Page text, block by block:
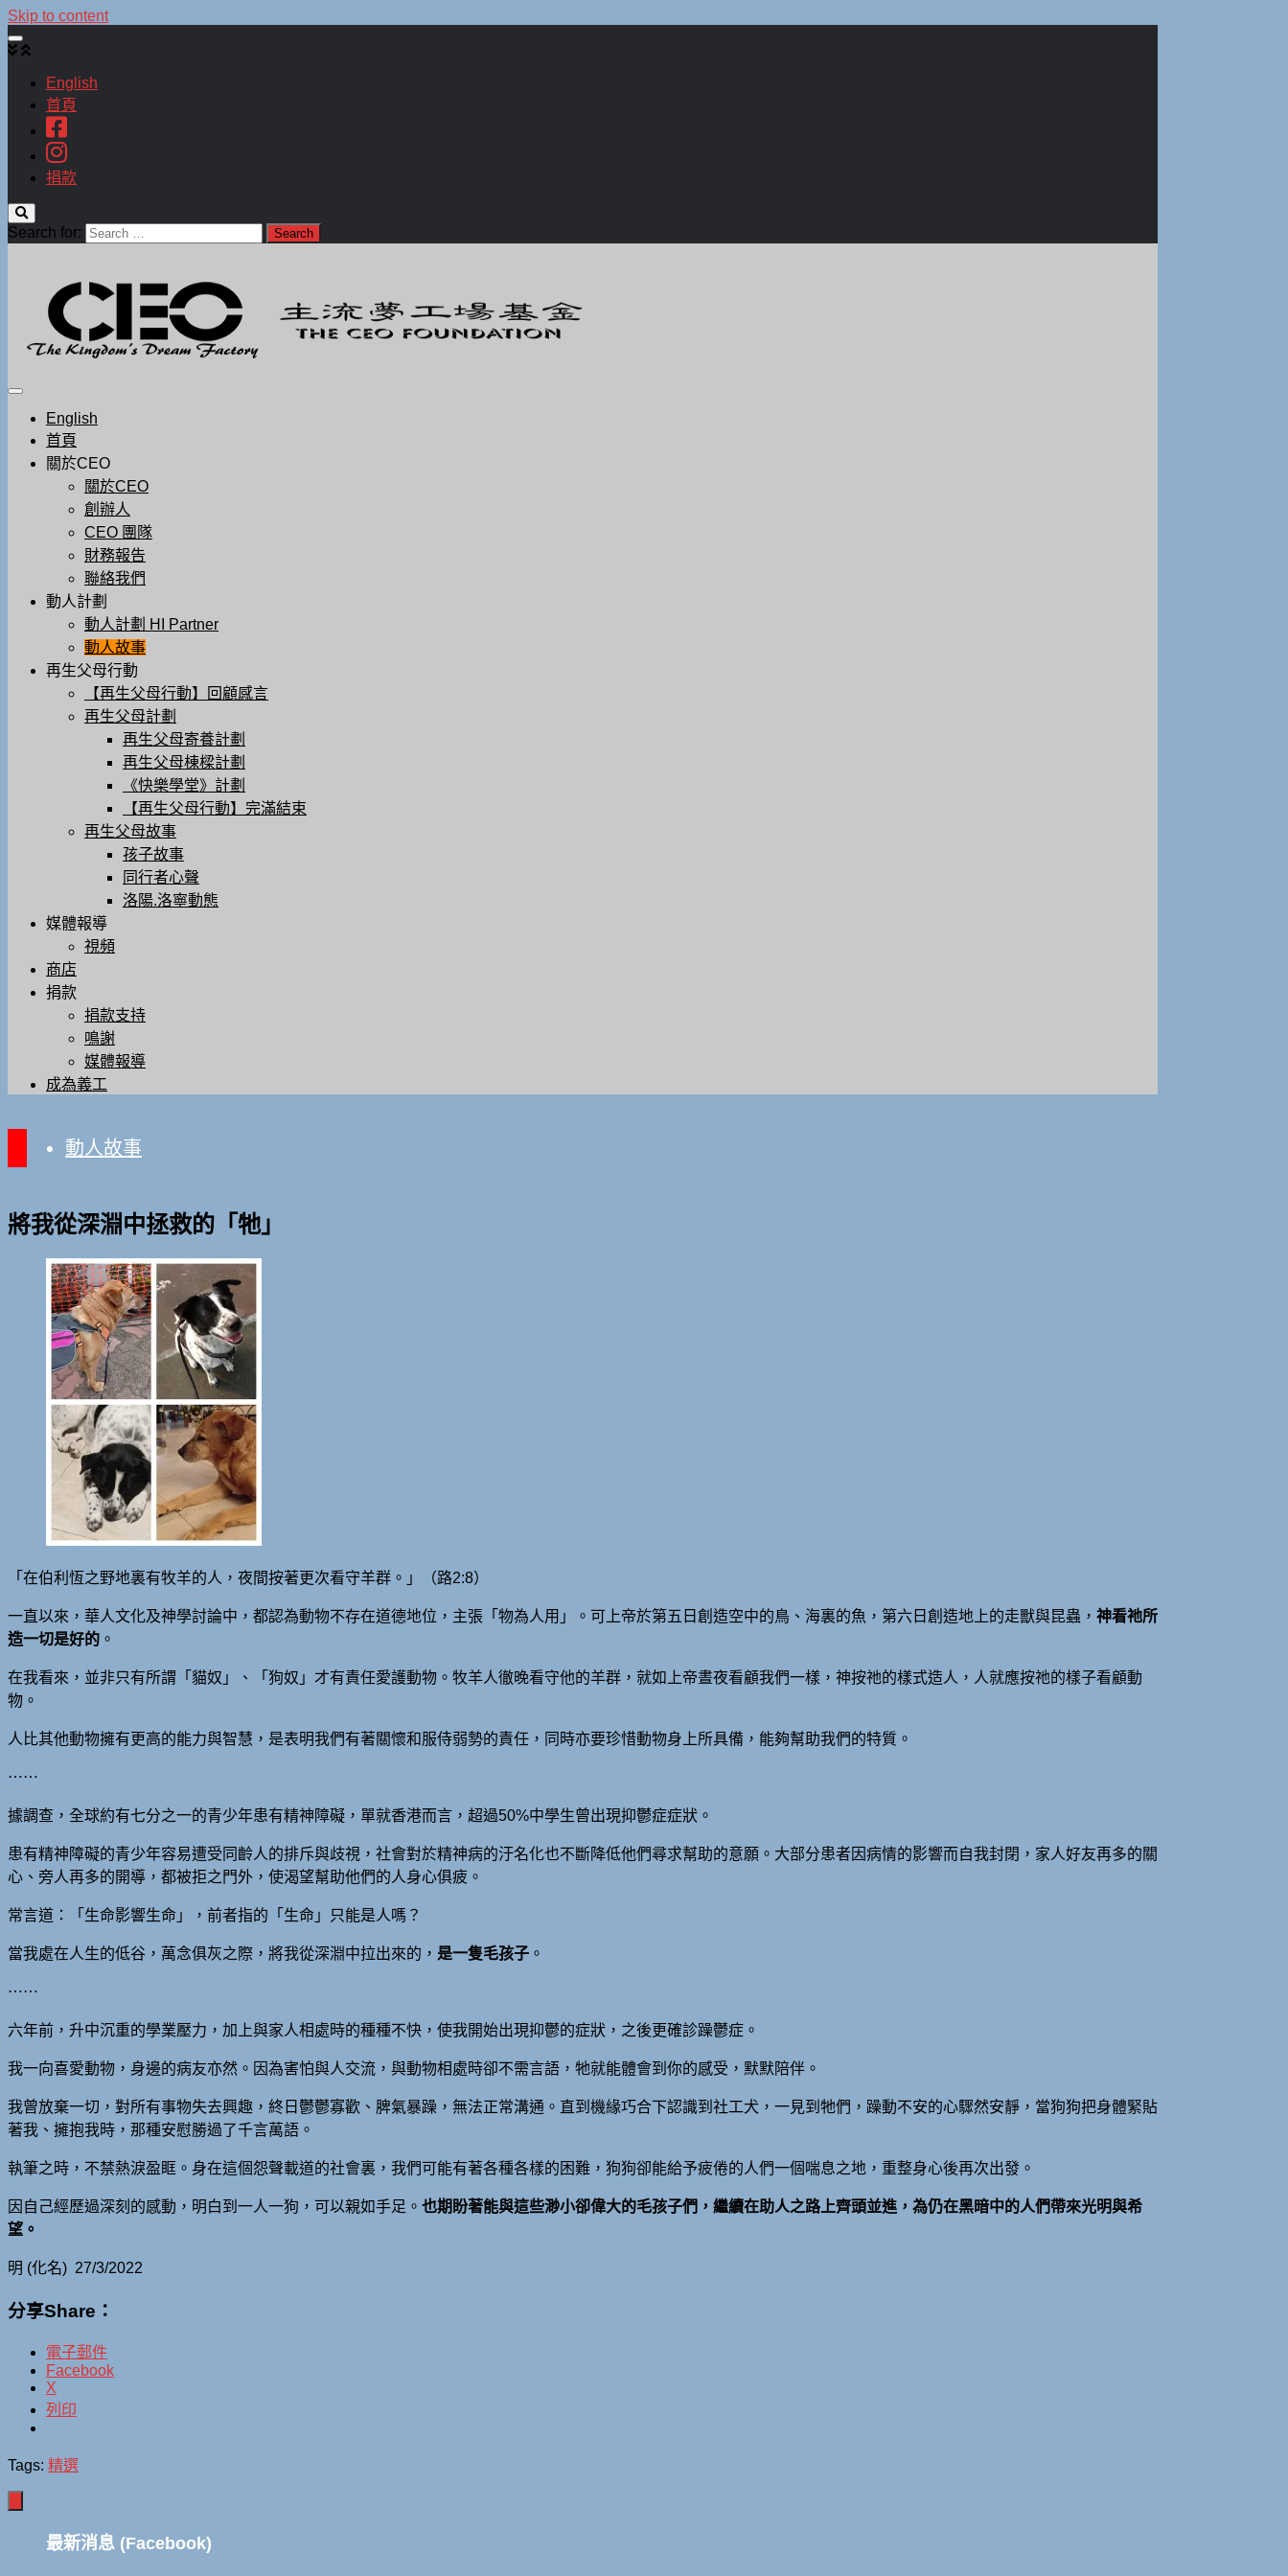
Skip to content
English
首頁
捐款
Search for:
English
首頁
關於CEO
關於CEO
創辦人
CEO 團隊
財務報告
聯絡我們
動人計劃
動人計劃 HI Partner
動人故事
再生父母行動
【再生父母行動】回顧感言
再生父母計劃
再生父母寄養計劃
再生父母棟樑計劃
《快樂學堂》計劃
【再生父母行動】完滿結束
再生父母故事
孩子故事
同行者心聲
洛陽.洛寧動態
媒體報導
視頻
商店
捐款
捐款支持
鳴謝
媒體報導
成為義工
動人故事
將我從深淵中拯救的「牠」
「在伯利恆之野地裏有牧羊的人，夜間按著更次看守羊群。」（路2:8）
一直以來，華人文化及神學討論中，都認為動物不存在道德地位，主張「物為人用」。可上帝於第五日創造空中的鳥、海裏的魚，第六日創造地上的走獸與昆蟲， 神看祂所
造一切是好的 。
在我看來，並非只有所謂「貓奴」、「狗奴」才有責任愛護動物。牧羊人徹晚看守他的羊群，就如上帝晝夜看顧我們一樣，神按祂的樣式造人，人就應按祂的樣子看顧動
物。
人比其他動物擁有更高的能力與智慧，是表明我們有著關懷和服侍弱勢的責任，同時亦要珍惜動物身上所具備，能夠幫助我們的特質。
⋯⋯
據調查，全球約有七分之一的青少年患有精神障礙，單就香港而言，超過50%中學生曾出現抑鬱症症狀。
患有精神障礙的青少年容易遭受同齡人的排斥與歧視，社會對於精神病的汙名化也不斷降低他們尋求幫助的意願。大部分患者因病情的影響而自我封閉，家人好友再多的關
心、旁人再多的開導，都被拒之門外，使渴望幫助他們的人身心俱疲。
常言道：「生命影響生命」，前者指的「生命」只能是人嗎？
當我處在人生的低谷，萬念俱灰之際，將我從深淵中拉出來的， 是一隻毛孩子 。
⋯⋯
六年前，升中沉重的學業壓力，加上與家人相處時的種種不快，使我開始出現抑鬱的症狀，之後更確診躁鬱症。
我一向喜愛動物，身邊的病友亦然。因為害怕與人交流，與動物相處時卻不需言語，牠就能體會到你的感受，默默陪伴。
我曾放棄一切，對所有事物失去興趣，終日鬱鬱寡歡、脾氣暴躁，無法正常溝通。直到機緣巧合下認識到社工犬，一見到牠們，躁動不安的心驟然安靜，當狗狗把身體緊貼
著我、擁抱我時，那種安慰勝過了千言萬語。
執筆之時，不禁熱淚盈眶。身在這個怨聲載道的社會裏，我們可能有著各種各樣的困難，狗狗卻能給予疲倦的人們一個喘息之地，重整身心後再次出發。
因自己經歷過深刻的感動，明白到一人一狗，可以親如手足。 也期盼著能與這些渺小卻偉大的毛孩子們，繼續在助人之路上齊頭並進，為仍在黑暗中的人們帶來光明與希
望。
明 (化名) 27/3/2022
分享Share：
電子郵件
Facebook
X
列印
Tags: 精選
最新消息 (Facebook)